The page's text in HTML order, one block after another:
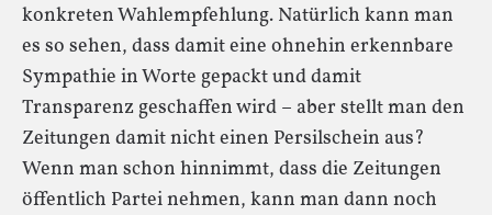
konkreten Wahlempfehlung. Natürlich kann man
es so sehen, dass damit eine ohnehin erkennbare
Sympathie in Worte gepackt und damit
Transparenz geschaffen wird – aber stellt man den
Zeitungen damit nicht einen Persilschein aus?
Wenn man schon hinnimmt, dass die Zeitungen
öffentlich Partei nehmen, kann man dann noch